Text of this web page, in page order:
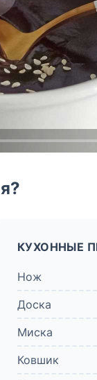
КУХОННЫЕ
Нож
Доска
Миска
Ковшик